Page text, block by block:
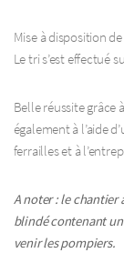
Mise à disposition de
Le tri s’est effectué
Belle réussite grâce
également à l’aide
ferrailles et à
A noter : le chantier
blindé contenant
venir les pompiers.